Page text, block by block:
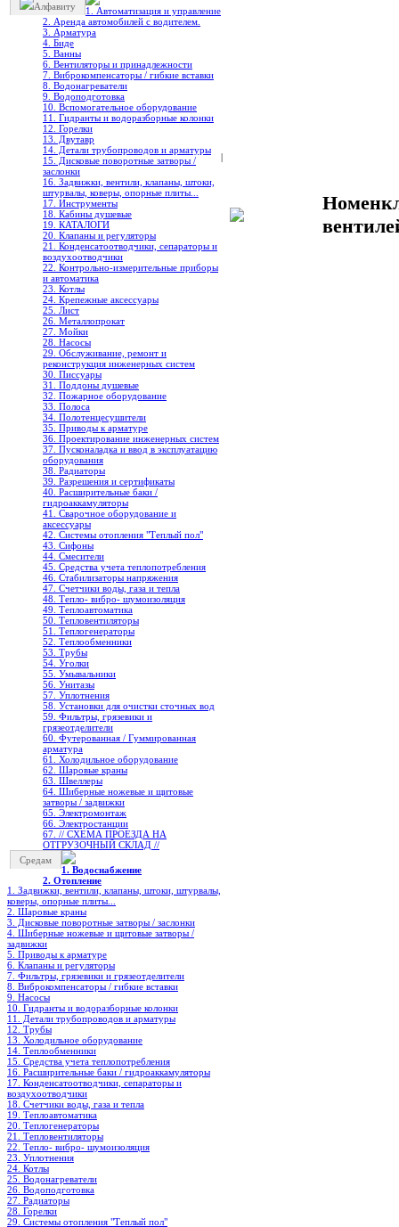
Алфавиту
1. Автоматизация и управление
2. Аренда автомобилей с водителем.
3. Арматура
4. Биде
5. Ванны
6. Вентиляторы и принадлежности
7. Виброкомпенсаторы / гибкие вставки
8. Водонагреватели
9. Водоподготовка
10. Вспомогательное оборудование
11. Гидранты и водоразборные колонки
12. Горелки
13. Двутавр
14. Детали трубопроводов и арматуры
15. Дисковые поворотные затворы /
заслонки
16. Задвижки, вентили, клапаны, штоки,
штурвалы, коверы, опорные плиты...
17. Инструменты
18. Кабины душевые
19. КАТАЛОГИ
20. Клапаны и регуляторы
21. Конденсатоотводчики, сепараторы и
воздухоотводчики
22. Контрольно-измерительные приборы
и автоматика
23. Котлы
24. Крепежные аксессуары
25. Лист
26. Металлопрокат
27. Мойки
28. Насосы
29. Обслуживание, ремонт и
реконструкция инженерных систем
30. Писсуары
31. Поддоны душевые
32. Пожарное оборудование
33. Полоса
34. Полотенцесушители
35. Приводы к арматуре
36. Проектирование инженерных систем
37. Пусконаладка и ввод в эксплуатацию
оборудования
38. Радиаторы
39. Разрешения и сертификаты
40. Расширительные баки /
гидроаккамуляторы
41. Сварочное оборудование и
аксессуары
42. Системы отопления "Теплый пол"
43. Сифоны
44. Смесители
45. Средства учета теплопотребления
46. Стабилизаторы напряжения
47. Счетчики воды, газа и тепла
48. Тепло- вибро- шумоизоляция
49. Теплоавтоматика
50. Тепловентиляторы
51. Теплогенераторы
52. Теплообменники
53. Трубы
54. Уголки
55. Умывальники
56. Унитазы
57. Уплотнения
58. Установки для очистки сточных вод
59. Фильтры, грязевики и
грязеотделители
60. Футерованная / Гуммированная
арматура
61. Холодильное oборудование
62. Шаровые краны
63. Швеллеры
64. Шиберные ножевые и щитовые
затворы / задвижки
65. Электромонтаж
66. Электростанции
67. // СХЕМА ПРОЕЗДА НА
ОТГРУЗОЧНЫЙ СКЛАД //
Средам
1. Водоснабжение
2. Отопление
1. Задвижки, вентили, клапаны, штоки, штурвалы,
коверы, опорные плиты...
2. Шаровые краны
3. Дисковые поворотные затворы / заслонки
4. Шиберные ножевые и щитовые затворы /
задвижки
5. Приводы к арматуре
6. Клапаны и регуляторы
7. Фильтры, грязевики и грязеотделители
8. Виброкомпенсаторы / гибкие вставки
9. Насосы
10. Гидранты и водоразборные колонки
11. Детали трубопроводов и арматуры
12. Трубы
13. Холодильное oборудование
14. Теплообменники
15. Средства учета теплопотребления
16. Расширительные баки / гидроаккамуляторы
17. Конденсатоотводчики, сепараторы и
воздухоотводчики
18. Счетчики воды, газа и тепла
19. Теплоавтоматика
20. Теплогенераторы
21. Тепловентиляторы
22. Тепло- вибро- шумоизоляция
23. Уплотнения
24. Котлы
25. Водонагреватели
26. Водоподготовка
27. Радиаторы
28. Горелки
29. Системы отопления "Теплый пол"
|